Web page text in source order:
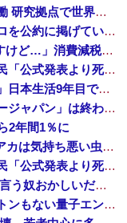
商用化目指す光量子コンピューターが稼働 研究拠点で世界初…産総研など！
【速報】記者「中革連は食料品消費税ゼロを公約に掲げていたが？」→階猛氏「そ、それは財源確保という条件付き」
【消費税率1％】 「下げるのが筋なんですけど…」消費減税で値下がりする分と同じだけ商品を値上げして店頭価格を変えない店も
中国「大洪水！」中国ダム「決壊」地元民「公式発表より死者多い！」中国政府「住民拘束！（安否不明」中国当局「救助隊動画も削除」台風13号「三峡ダム接近中」→
「中国人ってこんなに嫌われているの？」日本生活9年目で明かす本心！
韓国人の対日好感度が過去最高に、「ノージャパン」は終わった？＝ネット「中国より100倍いい」
2年間1％に
【予算100万】 市長「特定外来生物クビアカは気持ち悪い虫だしそんな需要ないと思う」1匹300円相当の報奨金→初日に42万取られ焦り
中国「大洪水！」中国ダム「決壊」地元民「公式発表より死者多い！」中国政府「住民拘束！（安否不明」中国当局「救助隊動画も削除」台風13号「三峡ダム接近中」→
【正論】 有吉「『俺テレビ見ない』って言う奴おかしいだろ。団子屋で『団子食べない』って言うか？」
世界初の超伝導量子熱機関…燃料もピストンもない量子エンジンが回った！